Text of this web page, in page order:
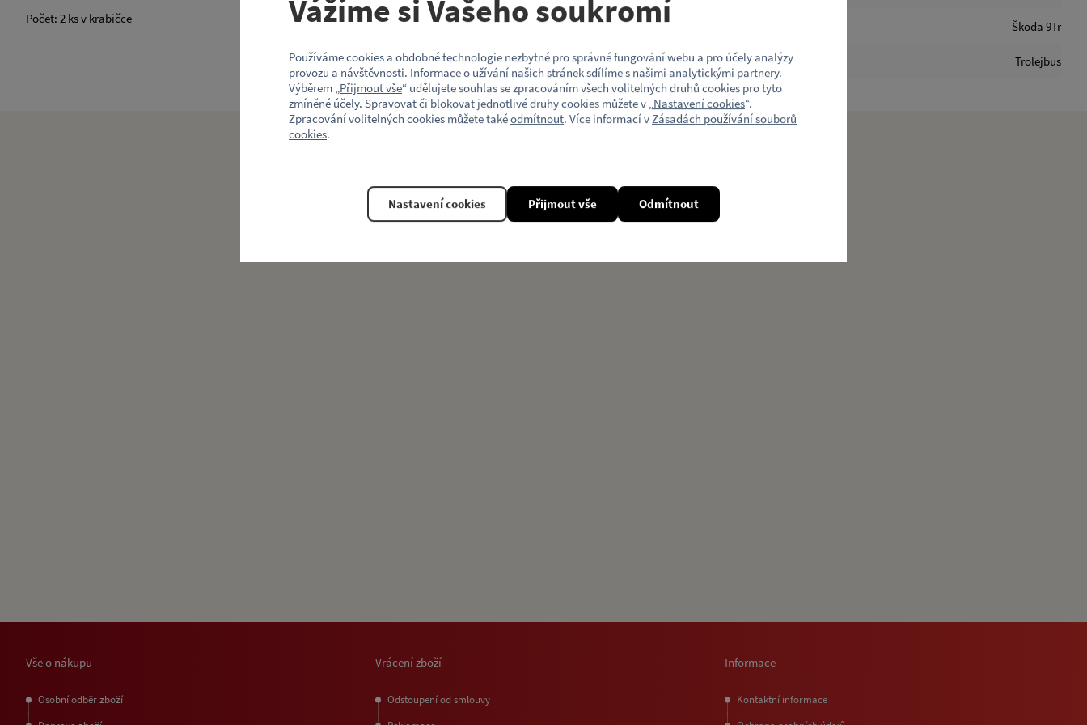
Počet: 2 ks v krabičce
Model vozu Škoda 9Tr
Motiv (typ vozu) Trolejbus
Vše o nákupu
Osobní odběr zboží
Vrácení zboží
Odstoupení od smlouvy
Informace
Kontaktní informace
Vážíme si Vašeho soukromí
Používáme cookies a obdobné technologie nezbytné pro správné fungování webu a pro účely analýzy
provozu a návštěvnosti. Informace o užívání našich stránek sdílíme s našimi analytickými partnery.
Výběrem „Přijmout vše“ udělujete souhlas se zpracováním všech volitelných druhů cookies pro tyto
zmíněné účely. Spravovat či blokovat jednotlivé druhy cookies můžete v „Nastavení cookies“.
Zpracování volitelných cookies můžete takéodmítnout. Více informací vZásadách používání souborů
cookies.
Odmítnout
Nastavení cookies Přijmout vše